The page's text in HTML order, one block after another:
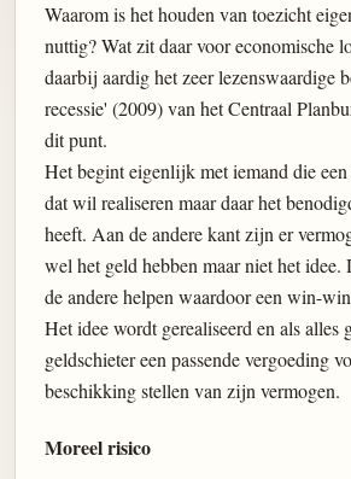
Waarom is het houden van toezicht
nuttig? Wat zit daar voor economische
daarbij aardig het zeer lezenswaardige
recessie' (2009) van het Centraal
dit punt.
Het begint eigenlijk met iemand die
dat wil realiseren maar daar het
heeft. Aan de andere kant zijn er
wel het geld hebben maar niet het idee.
de andere helpen waardoor een win-
Het idee wordt gerealiseerd en als alles
geldschieter een passende vergoeding
beschikking stellen van zijn vermogen.
Moreel risico